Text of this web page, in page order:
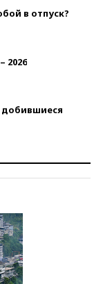
в отпуск?
2026
добившиеся